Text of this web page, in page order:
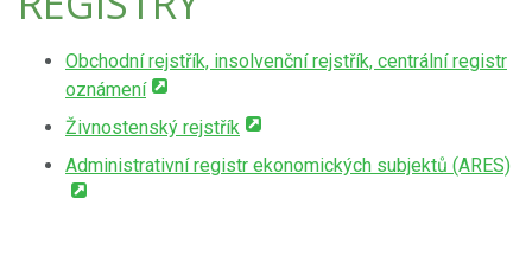
Obchodní rejstřík, insolvenční rejstřík, centrální registr
oznámení
Živnostenský rejstřík
Administrativní registr ekonomických subjektů (ARES)